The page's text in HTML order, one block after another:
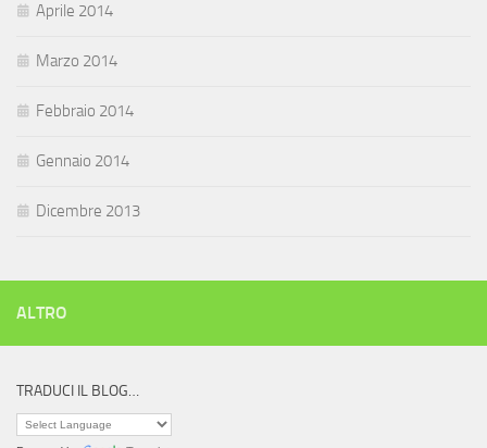
Aprile 2014
Marzo 2014
Febbraio 2014
Gennaio 2014
Dicembre 2013
ALTRO
TRADUCI IL BLOG…